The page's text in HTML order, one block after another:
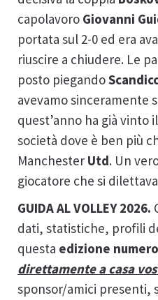
capolavoro Giovanni
portata sul 2-0 ed era
riuscire a chiudere. Le
posto piegando
avevamo sinceramente
quest’anno ha già vinto
società dove è ben più
Manchester Utd. Un
giocatore che si
GUIDA AL VOLLEY 2026.
dati, statistiche, profili
questa edizione
direttamente a casa
sponsor/amici presenti,